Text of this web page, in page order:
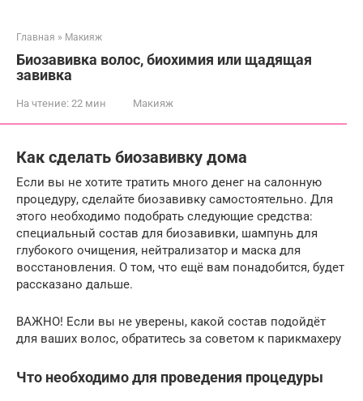
Главная » Макияж
Биозавивка волос, биохимия или щадящая
завивка
На чтение: 22 мин Макияж
Как сделать биозавивку дома
Если вы не хотите тратить много денег на салонную
процедуру, сделайте биозавивку самостоятельно. Для
этого необходимо подобрать следующие средства:
специальный состав для биозавивки, шампунь для
глубокого очищения, нейтрализатор и маска для
восстановления. О том, что ещё вам понадобится, будет
рассказано дальше.
ВАЖНО! Если вы не уверены, какой состав подойдёт
для ваших волос, обратитесь за советом к парикмахеру
Что необходимо для проведения процедуры